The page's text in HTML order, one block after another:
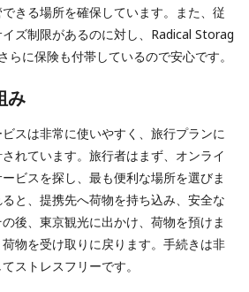
きる場所を確保しています。また、従
ズ制限があるのに対し、Radical Storag
らに保険も付帯しているので安心です。
み
スは非常に使いやすく、旅行プランに
れています。旅行者はまず、オンライ
ビスを探し、最も便利な場所を選びま
と、提携先へ荷物を持ち込み、安全な
後、東京観光に出かけ、荷物を預けま
物を受け取りに戻ります。手続きは非
ストレスフリーです。